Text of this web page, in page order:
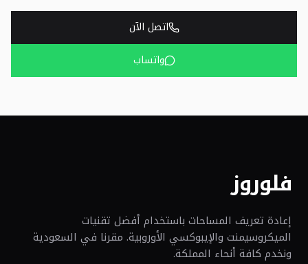
اتصل الآن
واتساب
فلوروز
إعادة تعريف المساحات باستخدام أفضل تقنيات
الميكروسيمنت والإيبوكسي الأوروبية. مقرنا في السعودية
ونخدم كافة أنحاء المملكة.